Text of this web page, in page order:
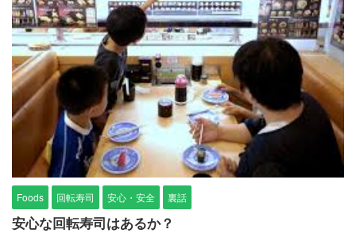
Foods 回転寿司 安心・安全 裏話
安心な回転寿司はあるか？